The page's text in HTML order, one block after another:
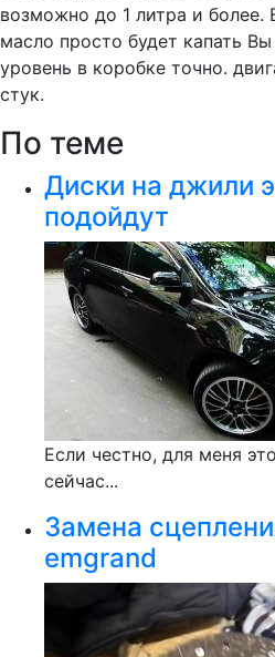
возможно до 1 литра и более.
масло просто будет капать
уровень в коробке точно.
стук.
По теме
Диски на джили
подойдут
Если честно, для меня
сейчас...
Замена
emgrand